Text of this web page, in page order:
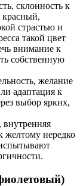
склонность к
красный,
страстью и
такой цвет
внимание к
собственную
желание
адаптация к
выбор ярких,
внутренняя
желтому нередко